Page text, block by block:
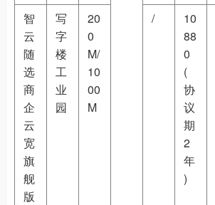
智
云
随
选
商
企
云
宽
旗
舰
版
写
字
楼
工
业
园
20
0
M/
10
00
M
/
10
88
0
(
协
议
期
2
年
)